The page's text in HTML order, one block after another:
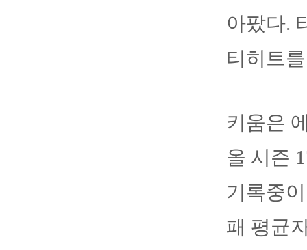
아팠다.
티히트
키움은
올 시즌
기록중
패 평균